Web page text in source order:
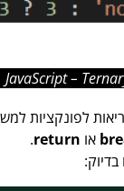
JavaScript –
לפונקציות
או return
.